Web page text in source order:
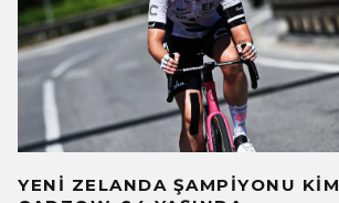
YENI ZELANDA ŞAMPIYONU KIM